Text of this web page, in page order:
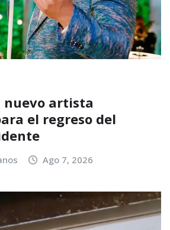
nuevo artista
el regreso del
Ago 7, 2026